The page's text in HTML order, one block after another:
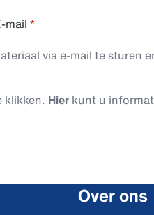
mail *
via e-mail te sturen
klikken. Hier kunt u
Over ons